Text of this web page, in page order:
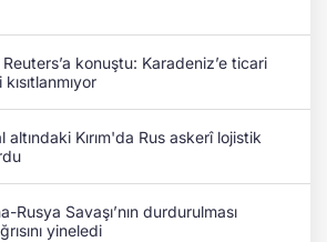
konuştu: Karadeniz’e ticari
altındaki Kırım'da Rus askerî lojistik
Rusya Savaşı’nın durdurulması
yineledi